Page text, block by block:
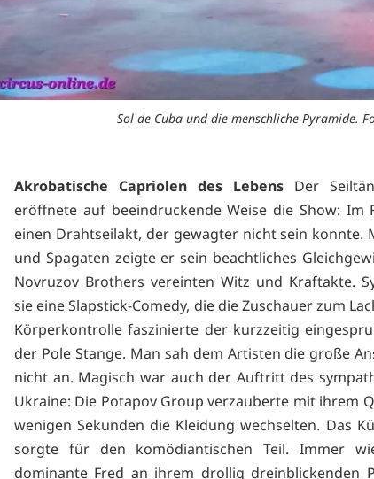
Sol de Cuba und die menschliche Pyramide.
Akrobatische Capriolen des Lebens Der
eröffnete auf beeindruckende Weise die Show:
einen Drahtseilakt, der gewagter nicht sein konnte.
und Spagaten zeigte er sein beachtliches
Novruzov Brothers vereinten Witz und Kraftakte.
sie eine Slapstick-Comedy, die die Zuschauer zum
Körperkontrolle faszinierte der kurzzeitig
der Pole Stange. Man sah dem Artisten die große
nicht an. Magisch war auch der Auftritt des
Ukraine: Die Potapov Group verzauberte mit ihrem
wenigen Sekunden die Kleidung wechselten. Das
sorgte für den komödiantischen Teil. Immer
dominante Fred an ihrem drollig dreinblickenden